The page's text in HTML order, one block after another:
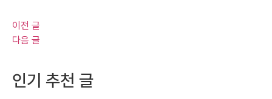
이전 글
다음 글
인기 추천 글